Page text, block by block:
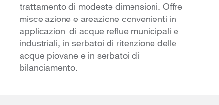
trattamento di modeste dimensioni. Offre
miscelazione e areazione convenienti in
applicazioni di acque reflue municipali e
industriali, in serbatoi di ritenzione delle
acque piovane e in serbatoi di
bilanciamento.